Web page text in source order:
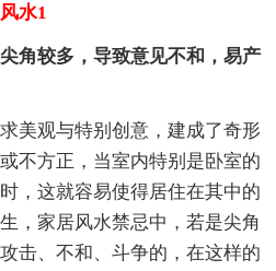
水1
角较多，导致意见不和，易产
美观与特别创意，建成了奇形
不方正，当室内特别是卧室的
，这就容易使得居住在其中的
，家居风水禁忌中，若是尖角
击、不和、斗争的，在这样的